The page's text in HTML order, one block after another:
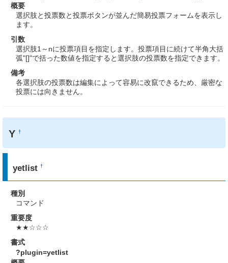
概要
選択肢と投票数と投票ボタンが並んだ簡易投票フォームを表示し
ます。
引数
選択肢1～nに投票項目を指定します。投票項目に続けて半角大括
弧"[]"で括った数値を指定すると選択肢の投票数を指定できます。
備考
各選択肢の投票数は編集によって容易に改竄できるため、厳密な
投票には向きません。
Y†
yetlist†
種別
コマンド
重要度
★★☆☆☆
書式
?plugin=yetlist